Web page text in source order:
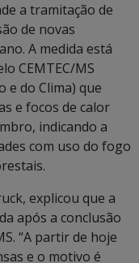
a tramitação de
de novas
A medida está
CEMTEC/MS
do Clima) que
e focos de calor
indicando a
com uso do fogo
explicou que a
após a conclusão
“A partir de hoje
e o motivo é